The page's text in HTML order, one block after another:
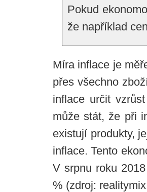
Pokud
že například
Míra inflace je
přes všechno
inflace určit
může stát, že při
existují produkty,
inflace. Tento
V srpnu roku
% (zdroj: